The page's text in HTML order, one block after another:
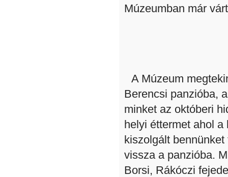
Múzeumban már
A Múzeum
Berencsi panzióba,
minket az októberi
helyi éttermet ahol
kiszolgált
vissza a panzióba.
Borsi, Rákóczi